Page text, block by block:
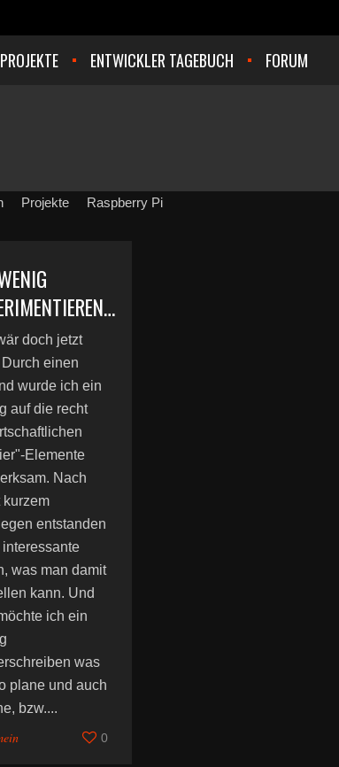
PROJEKTE ENTWICKLER TAGEBUCH FORUM
Projekte Raspberry Pi
doch jetzt
einen
wurde ich ein
auf die recht
Elemente
Nach
kurzem
entstanden
was man damit
kann. Und
ich ein
was
plane und auch
bzw....
0